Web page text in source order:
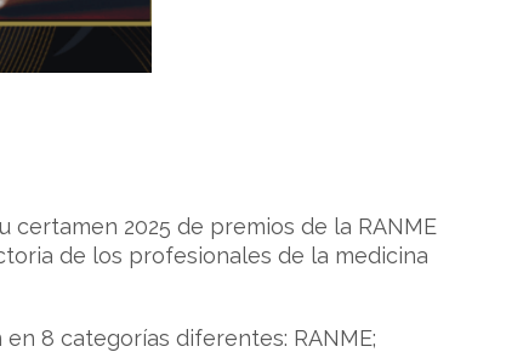
certamen 2025 de premios de la RANME
de los profesionales de la medicina
8 categorías diferentes: RANME;